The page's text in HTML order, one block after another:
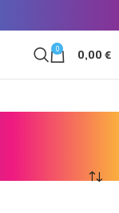
0 0,00 €